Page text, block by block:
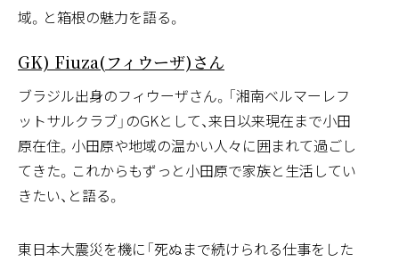
域。と箱根の魅力を語る。
GK) Fiuza(フィウーザ)さん
ブラジル出身のフィウーザさん。「湘南ベルマーレフ
ットサルクラブ」のGKとして、来日以来現在まで小田
原在住。小田原や地域の温かい人々に囲まれて過ごし
てきた。これからもずっと小田原で家族と生活してい
きたい、と語る。
働く人々 結婚
東日本大震災を機に「死ぬまで続けられる仕事をした